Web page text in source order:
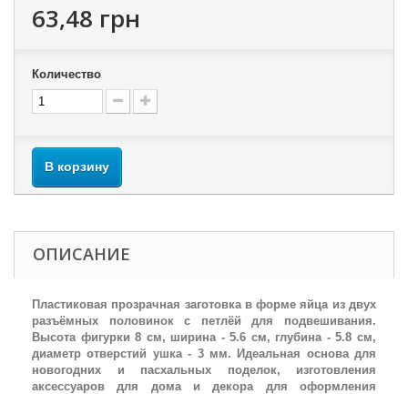
63,48 грн
Количество
В корзину
ОПИСАНИЕ
Пластиковая прозрачная заготовка в форме яйца из двух
разъёмных половинок с петлёй для подвешивания.
Высота фигурки 8 см, ширина - 5.6 см, глубина - 5.8 см,
диаметр отверстий ушка - 3 мм. Идеальная основа для
новогодних и пасхальных поделок, изготовления
аксессуаров для дома и декора для оформления